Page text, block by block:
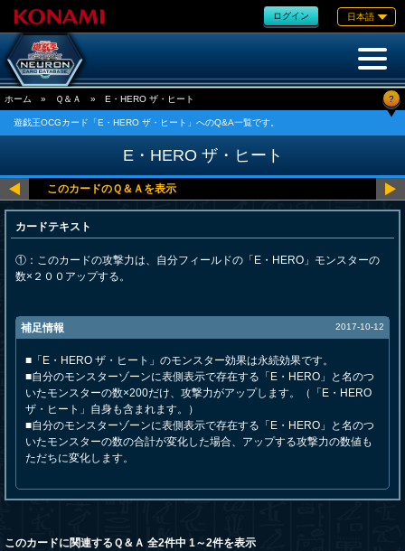
ログイン 日本語
ホーム » Ｑ＆Ａ » E・HERO ザ・ヒート ?
遊戯王OCGカード「E・HERO ザ・ヒート」へのQ&A一覧です。
E・HERO ザ・ヒート
カードテキスト
①：このカードの攻撃力は、自分フィールドの「E・HERO」モンスターの
数×２００アップする。
補足情報 2017-10-12
■「E・HERO ザ・ヒート」のモンスター効果は永続効果です。
■自分のモンスターゾーンに表側表示で存在する「E・HERO」と名のつ
いたモンスターの数×200だけ、攻撃力がアップします。（「E・HERO
ザ・ヒート」自身も含まれます。）
■自分のモンスターゾーンに表側表示で存在する「E・HERO」と名のつ
いたモンスターの数の合計が変化した場合、アップする攻撃力の数値も
ただちに変化します。
このカードに関連するＱ＆Ａ 全2件中 1～2件を表示